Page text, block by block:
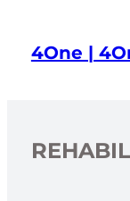
treści4One |